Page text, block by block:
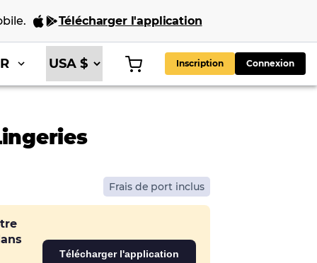
. Télécharger l'application
Inscription Connexion
Frais de port inclus
Télécharger l'application